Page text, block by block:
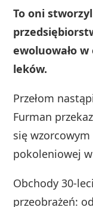
To oni
ewoluowało
leków.
Przełom
Furman
się
pokoleniowej
Obchody 30-
przeobrażeń: